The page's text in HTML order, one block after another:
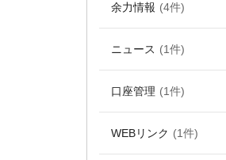
余力情報 (4件)
ニュース (1件)
口座管理 (1件)
WEBリンク (1件)